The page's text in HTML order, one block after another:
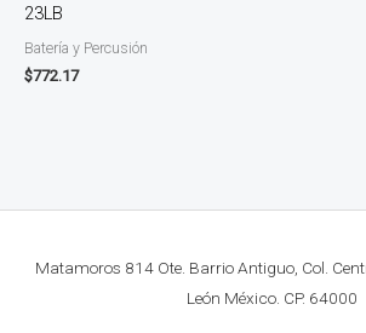
23LB
Batería y Percusión
$772.17
Matamoros 814 Ote. Barrio Antiguo, Col.
León México. CP. 64000